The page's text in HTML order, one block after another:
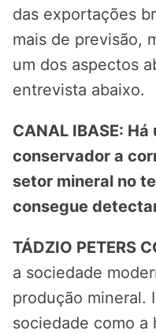
das exportações
mais de previsão,
um dos aspectos
entrevista abaixo.
CANAL IBASE:
conservador a
setor mineral no
consegue
TÁDZIO PETERS
a sociedade
produção mineral.
sociedade como a